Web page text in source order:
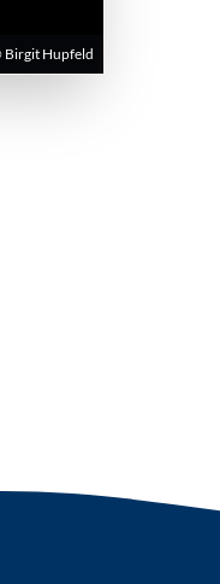
Birgit Hupfeld